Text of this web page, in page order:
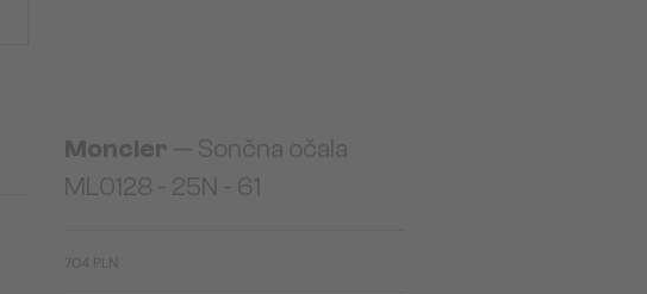
Moncler — Sončna očala
ML0128 - 25N - 61
704 PLN